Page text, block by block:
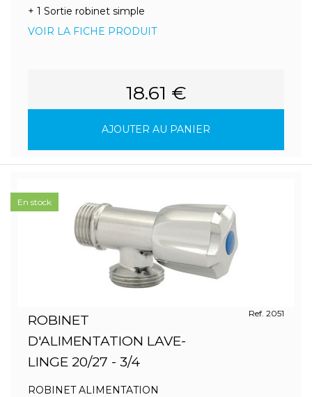
+ 1 Sortie robinet simple
VOIR LA FICHE PRODUIT
18.61 €
AJOUTER AU PANIER
ROBINET
D'ALIMENTATION LAVE-
LINGE 20/27 - 3/4
Ref. 2051
ROBINET ALIMENTATION
En stock